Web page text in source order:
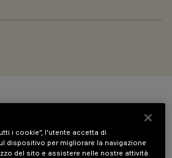
i cookie”, l'utente accetta di
dispositivo per migliorare la navigazione
del sito e assistere nelle nostre attività